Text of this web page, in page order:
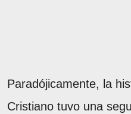
Paradójicamente, la
Cristiano tuvo una